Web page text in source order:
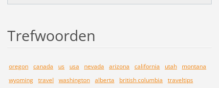
Trefwoorden
oregon canada us usa nevada arizona california utah
montana
wyoming travel washington alberta british columbia
traveltips